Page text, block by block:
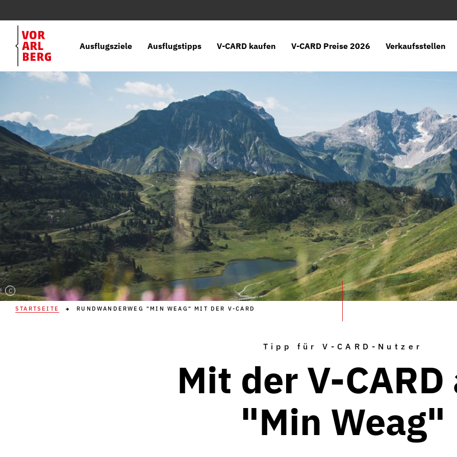
Ausflugsziele Ausflugstipps V-CARD kaufen V-CARD Preise 2026 Verkaufsstellen
C
STARTSEITE RUNDWANDERWEG "MIN WEAG" MIT DER V-CARD
Tipp für V-CARD-Nutzer
Mit der V-
"Min Weag"